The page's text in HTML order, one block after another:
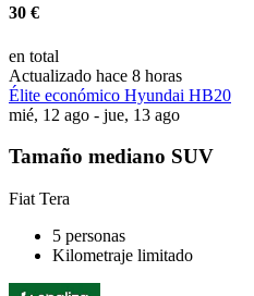
30 €
en total
Actualizado hace 8 horas
Élite económico Hyundai HB20
mié, 12 ago - jue, 13 ago
Tamaño mediano SUV
Fiat Tera
5 personas
Kilometraje limitado